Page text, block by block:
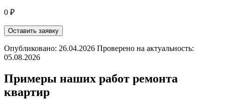
0 ₽
Оставить заявку
Опубликовано: 26.04.2026 Проверено на актуальность:
05.08.2026
Примеры наших работ ремонта
квартир